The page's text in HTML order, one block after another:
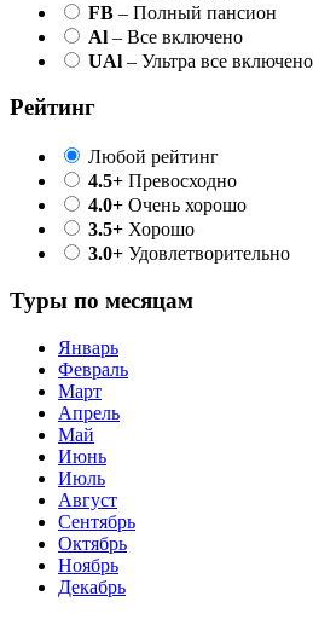
FB – Полный пансион
Al – Все включено
UAl – Ультра все включено
Рейтинг
Любой рейтинг
4.5+ Превосходно
4.0+ Очень хорошо
3.5+ Хорошо
3.0+ Удовлетворительно
Туры по месяцам
Январь
Февраль
Март
Апрель
Май
Июнь
Июль
Август
Сентябрь
Октябрь
Ноябрь
Декабрь